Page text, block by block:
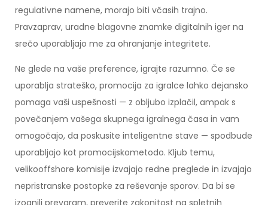
regulativne namene, morajo biti včasih trajno.
Pravzaprav, uradne blagovne znamke digitalnih iger na
srečo uporabljajo me za ohranjanje integritete.
Ne glede na vaše preference, igrajte razumno. Če se
uporablja strateško, promocija za igralce lahko dejansko
pomaga vaši uspešnosti — z obljubo izplačil, ampak s
povečanjem vašega skupnega igralnega časa in vam
omogočajo, da poskusite inteligentne stave — spodbude
uporabljajo kot promocijskometodo. Kljub temu,
velikooffshore komisije izvajajo redne preglede in izvajajo
nepristranske postopke za reševanje sporov. Da bi se
izognili prevaram, preverite zakonitost na spletnih